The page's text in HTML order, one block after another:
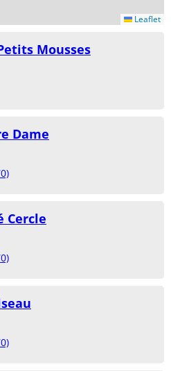
Leaflet
Mousses
Dame
Cercle